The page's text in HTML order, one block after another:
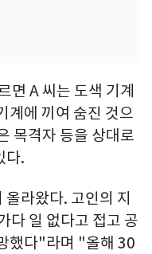
면 A 씨는 도색 기계
계에 끼여 숨진 것으
목격자 등을 상대로
다.
라왔다. 고인의 지
다 일 없다고 접고 공
했다"라며 "올해 30